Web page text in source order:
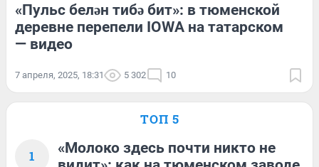
«Пульс белән тибә бит»: в тюменской
деревне перепели IOWA на татарском
— видео
7 апреля, 2025, 18:31 5 302 10
ТОП 5
1
«Молоко здесь почти никто не